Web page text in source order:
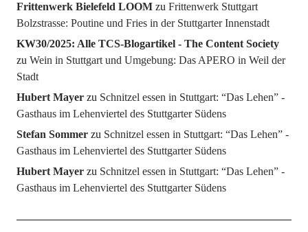
Frittenwerk Bielefeld LOOMzu Frittenwerk Stuttgart
Bolzstrasse: Poutine und Fries in der Stuttgarter Innenstadt
KW30/2025: Alle TCS-Blogartikel - The Content Society
zu Wein in Stuttgart und Umgebung: Das APERO in Weil der
Stadt
Hubert Mayerzu Schnitzel essen in Stuttgart: “Das Lehen” -
Gasthaus im Lehenviertel des Stuttgarter Südens
Stefan Sommerzu Schnitzel essen in Stuttgart: “Das Lehen” -
Gasthaus im Lehenviertel des Stuttgarter Südens
Hubert Mayerzu Schnitzel essen in Stuttgart: “Das Lehen” -
Gasthaus im Lehenviertel des Stuttgarter Südens